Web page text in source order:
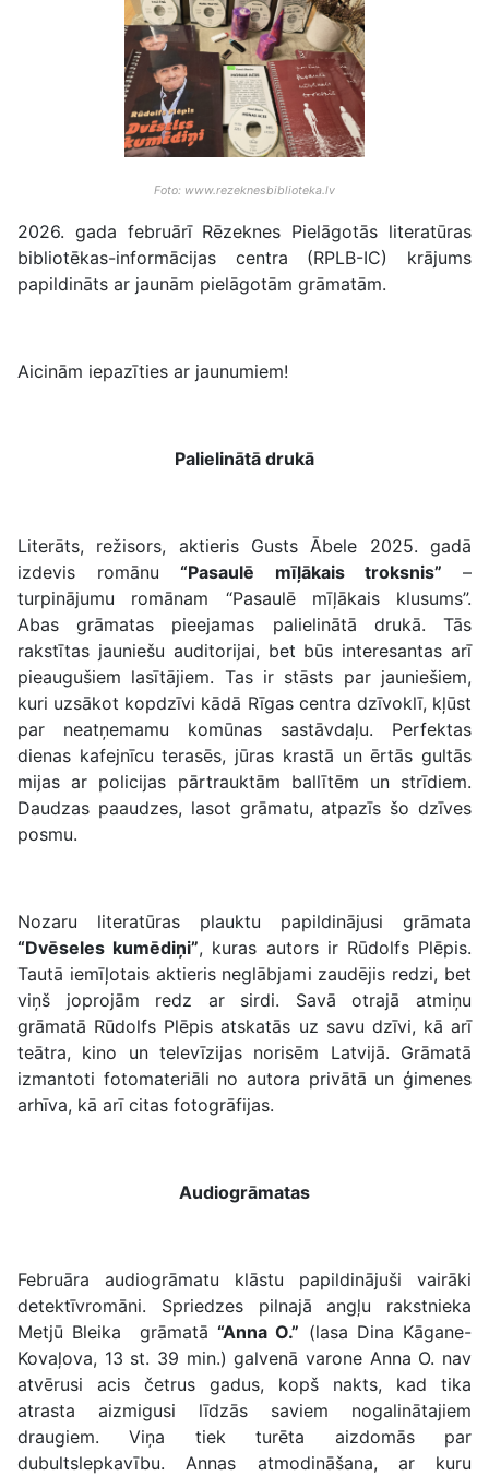
Foto: www.rezeknesbiblioteka.lv
2026. gada februārī Rēzeknes Pielāgotās literatūras
bibliotēkas-informācijas centra (RPLB-IC) krājums
papildināts ar jaunām pielāgotām grāmatām.
Aicinām iepazīties ar jaunumiem!
Palielinātā drukā
Literāts, režisors, aktieris Gusts Ābele 2025. gadā
izdevis romānu“Pasaulē mīļākais troksnis”–
turpinājumu romānam “Pasaulē mīļākais klusums”.
Abas grāmatas pieejamas palielinātā drukā. Tās
rakstītas jauniešu auditorijai, bet būs interesantas arī
pieaugušiem lasītājiem. Tas ir stāsts par jauniešiem,
kuri uzsākot kopdzīvi kādā Rīgas centra dzīvoklī, kļūst
par neatņemamu komūnas sastāvdaļu. Perfektas
dienas kafejnīcu terasēs, jūras krastā un ērtās gultās
mijas ar policijas pārtrauktām ballītēm un strīdiem.
Daudzas paaudzes, lasot grāmatu, atpazīs šo dzīves
posmu.
Nozaru literatūras plauktu papildinājusi grāmata
“Dvēseles kumēdiņi”, kuras autors ir Rūdolfs Plēpis.
Tautā iemīļotais aktieris neglābjami zaudējis redzi, bet
viņš joprojām redz ar sirdi. Savā otrajā atmiņu
grāmatā Rūdolfs Plēpis atskatās uz savu dzīvi, kā arī
teātra, kino un televīzijas norisēm Latvijā. Grāmatā
izmantoti fotomateriāli no autora privātā un ģimenes
arhīva, kā arī citas fotogrāfijas.
Audiogrāmatas
Februāra audiogrāmatu klāstu papildinājuši vairāki
detektīvromāni. Spriedzes pilnajā angļu rakstnieka
Metjū Bleika grāmatā “Anna O.” (lasa Dina Kāgane-
Kovaļova, 13 st. 39 min.) galvenā varone Anna O. nav
atvērusi acis četrus gadus, kopš nakts, kad tika
atrasta aizmigusi līdzās saviem nogalinātajiem
draugiem. Viņa tiek turēta aizdomās par
dubultslepkavību. Annas atmodināšana, ar kuru